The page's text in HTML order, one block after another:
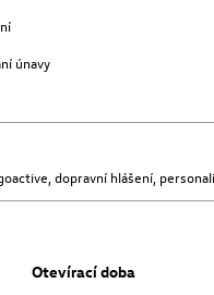
únavy
dopravní hlášení,
Otevírací doba